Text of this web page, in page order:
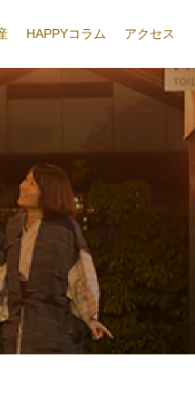
HAPPYコラム アクセス